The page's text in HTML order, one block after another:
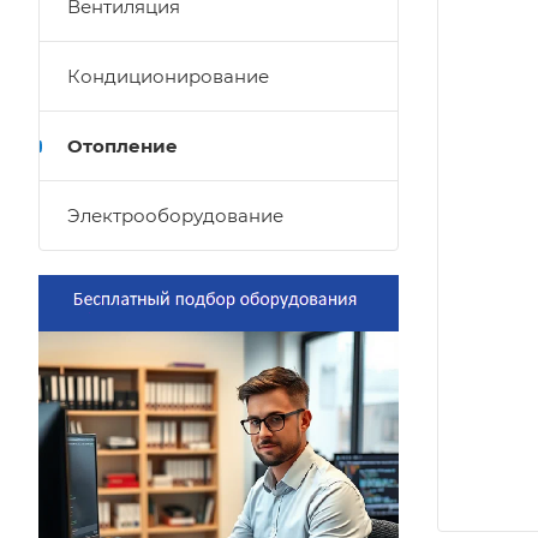
Вентиляция
Кондиционирование
Отопление
Электрооборудование